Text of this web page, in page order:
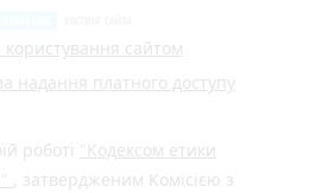
сайтом
надання платного доступу
роботі "Кодексом етики
, затвердженим Комісією з